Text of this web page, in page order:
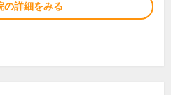
の詳細をみる